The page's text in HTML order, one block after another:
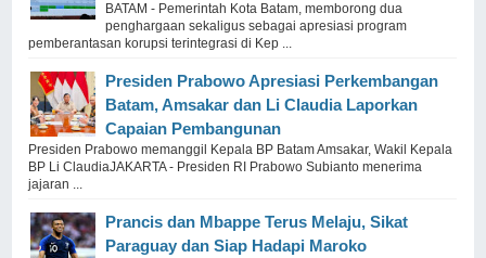
BATAM - Pemerintah Kota Batam, memborong dua
penghargaan sekaligus sebagai apresiasi program
pemberantasan korupsi terintegrasi di Kep ...
Presiden Prabowo Apresiasi Perkembangan
Batam, Amsakar dan Li Claudia Laporkan
Capaian Pembangunan
Presiden Prabowo memanggil Kepala BP Batam Amsakar, Wakil Kepala
BP Li ClaudiaJAKARTA - Presiden RI Prabowo Subianto menerima
jajaran ...
Prancis dan Mbappe Terus Melaju, Sikat
Paraguay dan Siap Hadapi Maroko